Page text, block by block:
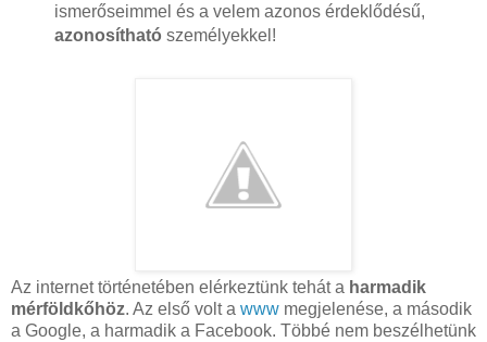
ismerőseimmel és a velem azonos érdeklődésű,
azonosítható személyekkel!
Az internet történetében elérkeztünk tehát a harmadik
mérföldkőhöz. Az első volt a www megjelenése, a második
a Google, a harmadik a Facebook. Többé nem beszélhetünk